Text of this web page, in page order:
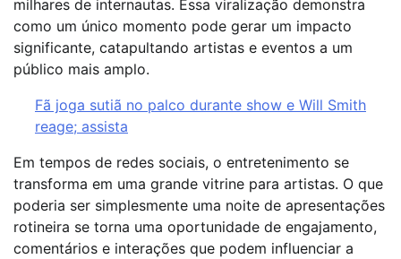
milhares de internautas. Essa viralização demonstra
como um único momento pode gerar um impacto
significante, catapultando artistas e eventos a um
público mais amplo.
Fã joga sutiã no palco durante show e Will Smith
reage; assista
Em tempos de redes sociais, o entretenimento se
transforma em uma grande vitrine para artistas. O que
poderia ser simplesmente uma noite de apresentações
rotineira se torna uma oportunidade de engajamento,
comentários e interações que podem influenciar a